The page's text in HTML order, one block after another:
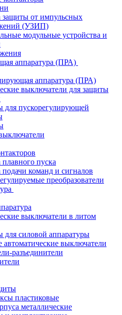
защиты от импульсных
(УЗИП)
модульные устройства и
аппаратура (ПРА)
аппаратура (ПРА)
выключатели для защиты
для пускорегулирующей
плавного пуска
подачи команд и сигналов
преобразователи
выключатели в литом
для силовой аппаратуры
выключатели
разъединители
пластиковые
металлические